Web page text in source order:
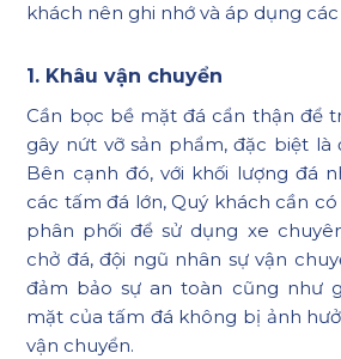
khách nên ghi nhớ và áp dụng
1. Khâu vận chuyển
Cần bọc bề mặt đá cẩn thận để
gây nứt vỡ sản phẩm, đặc biệt là
Bên cạnh đó, với khối lượng đá
các tấm đá lớn, Quý khách cần
phân phối để sử dụng xe
chở đá, đội ngũ nhân sự vận
đảm bảo sự an toàn cũng như
mặt của tấm đá không bị ảnh
vận chuyển.